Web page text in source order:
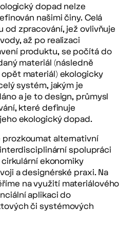
dopad nelze
našimi činy. Celá
od zpracování, jež ovlivňuje
až po realizaci
produktu, se počítá do
materiál (následně
materiál) ekologicky
systém, jakým je
a je to design, průmysl
které definuje
ekologický dopad.
prozkoumat alternativní
spolupráci
ekonomiky
a designérské praxi. Na
na využití materiálového
aplikaci do
či systémových